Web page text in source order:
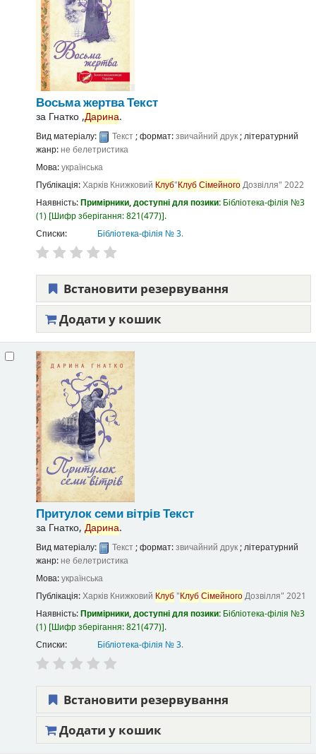
Восьма жертваТекст
за Гнатко ,Дарина.
Вид матеріалу: Текст; формат:звичайний друк; літературний
жанр:не белетристика
Мова:українська
Публікація:Харків Книжковий Клуб"КлубСімейногоДозвілля" 2022
Наявність:Примірники, доступні для позики: Бібліотека-філія №3
(1) Шифр зберігання:821(477) .
Списки:
Бібліотека-філія № 3.
Встановити резервування
Додати у кошик
Притулок семи вітрівТекст
за Гнатко, Дарина.
Вид матеріалу: Текст; формат:звичайний друк; літературний
жанр: не белетристика
Мова:українська
Публікація:Харків Книжковий Клуб"КлубСімейногоДозвілля" 2021
Наявність:Примірники, доступні для позики: Бібліотека-філія №3
(1) Шифр зберігання:821(477) .
Списки:
Бібліотека-філія № 3.
Встановити резервування
Додати у кошик